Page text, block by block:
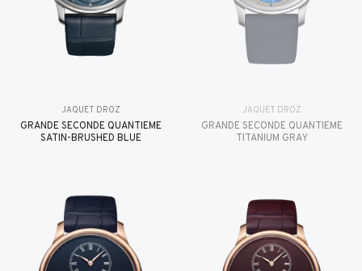
JAQUET DROZ
GRANDE SECONDE QUANTIÈME
SATIN-BRUSHED BLUE
JAQUET DROZ
GRANDE SECONDE QUANTIÈME
TITANIUM GRAY